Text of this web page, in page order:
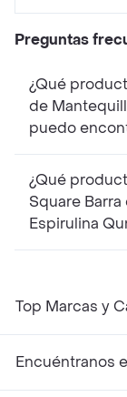
Preguntas
¿Qué
de
puedo
¿Qué
Square
Espirulina
Top Marcas y
Encuéntranos